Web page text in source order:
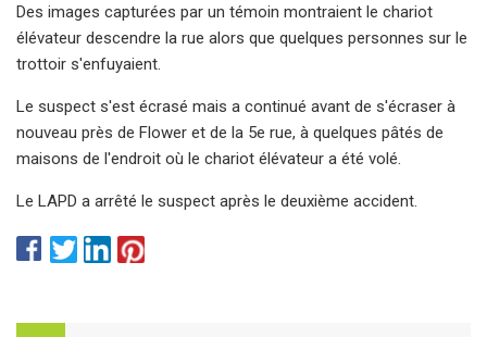
Des images capturées par un témoin montraient le chariot
élévateur descendre la rue alors que quelques personnes sur le
trottoir s'enfuyaient.
Le suspect s'est écrasé mais a continué avant de s'écraser à
nouveau près de Flower et de la 5e rue, à quelques pâtés de
maisons de l'endroit où le chariot élévateur a été volé.
Le LAPD a arrêté le suspect après le deuxième accident.